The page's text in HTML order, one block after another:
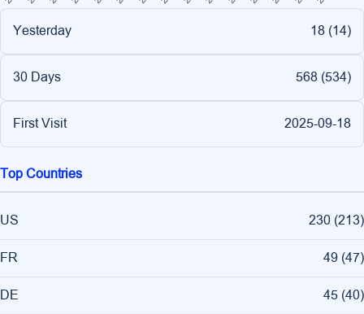
Yesterday 18 (14)
30 Days 568 (534)
First Visit 2025-09-18
Top Countries
US 230 (213)
FR 49 (47)
DE 45 (40)